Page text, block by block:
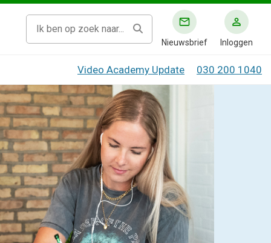
Nieuwsbrief Inloggen
Video Academy Update 030 200 1040